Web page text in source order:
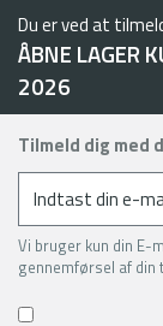
Du er ved at
ÅBNE LAGER
2026
Tilmeld dig med
Vi bruger kun din E-
gennemførsel af din